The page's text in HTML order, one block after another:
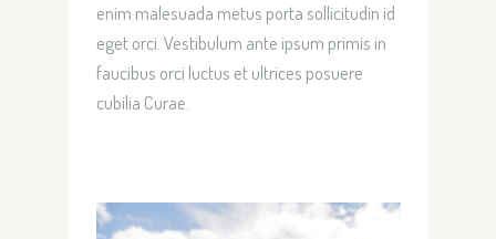
enim malesuada metus porta sollicitudin id
eget orci. Vestibulum ante ipsum primis in
faucibus orci luctus et ultrices posuere
cubilia Curae.